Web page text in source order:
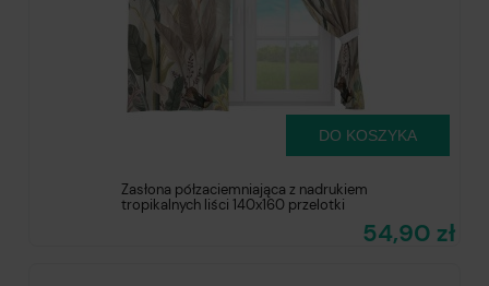
Zasłona półzaciemniająca z nadrukiem
tropikalnych liści 140x160 przelotki
54,90 zł
DO KOSZYKA